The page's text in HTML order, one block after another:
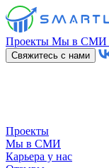
Проекты Мы в СМИ
Свяжитесь с нами
Проекты
Мы в СМИ
Карьера у нас